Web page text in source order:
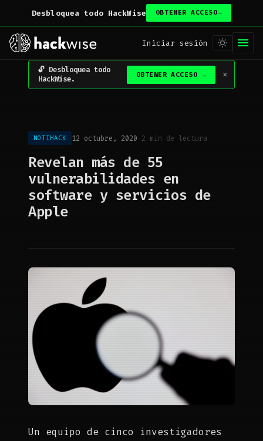
Desbloquea todo HackWise OBTENER ACCESO→
Iniciar sesión
×
Desbloquea todo
HackWise.
OBTENER ACCESO →
NOTIHACK 12 octubre, 2020 ·2 min de lectura
Revelan más de 55
vulnerabilidades en
software y servicios de
Apple
Un equipo de cinco investigadores